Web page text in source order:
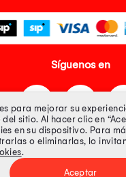
Síguenos en
Tienda 100% Segura
para mejorar su
sitio. Al hacer clic en
en su dispositivo. Para
o eliminarlas, lo
.
Aceptar